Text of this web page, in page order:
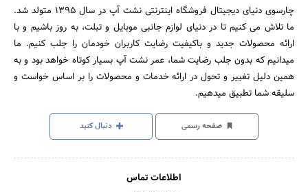
چارسوی دنیای دیجیتال فروشگاه اینترنتی نشت آپ در سال 1395 متولد شد.
ما تلاش می کنیم تا در دنیای لوازم جانبی موبایل و تبلت، به روز باشیم و با
ارائه محصولات جدید و باکیفیت رضایت کاربران خودمان را جلب کنیم. ما
میدانیم که بدون جلب رضایت شما، عمر نشت آپ بسیار کوتاه خواهد بود و به
همین دلیل تغییر و تحول در ارائه خدمات و محصولات را بر اساس خواست و
سلیقه شما تطبیق میدهیم.
صفحه رسمی دنبال کنید
اطلاعات تماس